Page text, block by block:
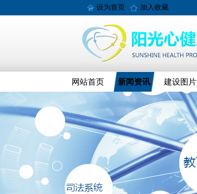
设为首页 加入收藏
网站首页 新闻资讯 建设图片